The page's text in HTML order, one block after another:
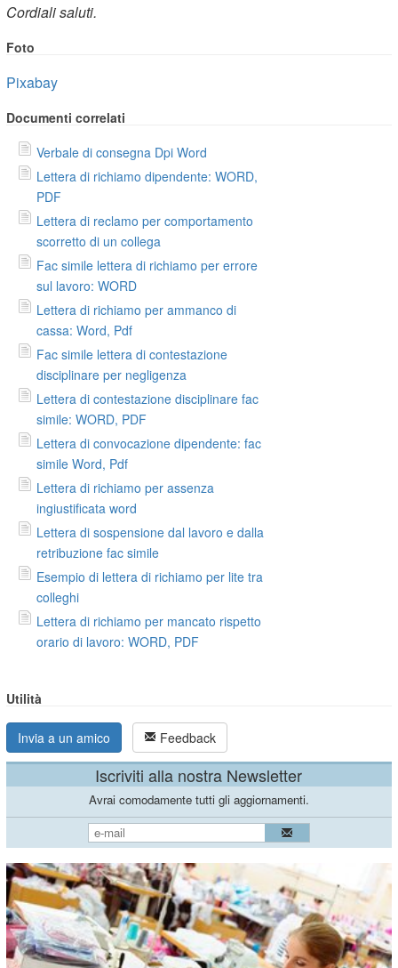
Cordiali saluti.
Foto
Pixabay
Documenti correlati
Verbale di consegna Dpi Word
Lettera di richiamo dipendente: WORD,
PDF
Lettera di reclamo per comportamento
scorretto di un collega
Fac simile lettera di richiamo per errore
sul lavoro: WORD
Lettera di richiamo per ammanco di
cassa: Word, Pdf
Fac simile lettera di contestazione
disciplinare per negligenza
Lettera di contestazione disciplinare fac
simile: WORD, PDF
Lettera di convocazione dipendente: fac
simile Word, Pdf
Lettera di richiamo per assenza
ingiustificata word
Lettera di sospensione dal lavoro e dalla
retribuzione fac simile
Esempio di lettera di richiamo per lite tra
colleghi
Lettera di richiamo per mancato rispetto
orario di lavoro: WORD, PDF
Utilità
Invia a un amico Feedback
Iscriviti alla nostra Newsletter
Avrai comodamente tutti gli aggiornamenti.